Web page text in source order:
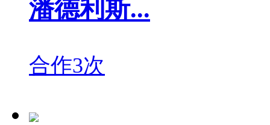
潘德利斯...
合作3次